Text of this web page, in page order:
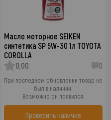
Масло моторное SEIKEN
синтетика SP 5W-30 1л TOYOTA
COROLLA
0,00
0
При последнем обновлении товар не
был в наличии.
Возможно он появился.
Проверить наличие